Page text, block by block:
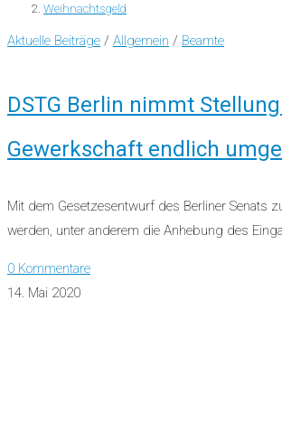
Weihnachtsgeld
Aktuelle Beiträge / Allgemein / Beamte
DSTG Berlin nimmt
Gewerkschaft endlich
Mit dem Gesetzesentwurf des Berliner Senats
werden, unter anderem die Anhebung des
0 Kommentare
14. Mai 2020